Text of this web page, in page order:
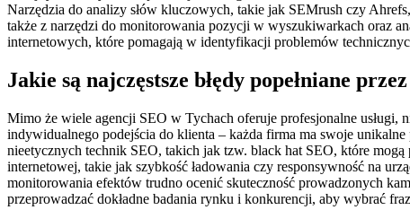
Narzędzia do analizy słów kluczowych, takie jak SEMrush czy
także z narzędzi do monitorowania pozycji w wyszukiwarkach oraz
internetowych, które pomagają w identyfikacji problemów
Jakie są najczęstsze błędy popełniane
Mimo że wiele agencji SEO w Tychach oferuje profesjonalne usługi,
indywidualnego podejścia do klienta – każda firma ma swoje
nieetycznych technik SEO, takich jak tzw. black hat SEO, które
internetowej, takie jak szybkość ładowania czy responsywność na
monitorowania efektów trudno ocenić skuteczność prowadzonych
przeprowadzać dokładne badania rynku i konkurencji, aby wybrać